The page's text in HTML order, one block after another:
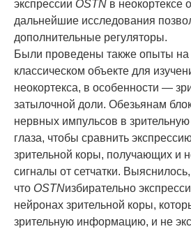
экспрессии OSTN в неокортексе
дальнейшие исследования
дополнительные регуляторы.
Были проведены также опыты на
классическом объекте для
неокортекса, в особенности —
затылочной доли. Обезьянам
нервных импульсов в зрительную
глаза, чтобы сравнить
зрительной коры, получающих и
сигналы от сетчатки. Выяснилось,
что OSTNизбирательно
нейронах зрительной коры,
зрительную информацию, и не